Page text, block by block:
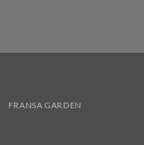
FRANSA GARDEN